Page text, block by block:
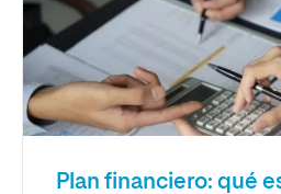
Plan financiero: qué